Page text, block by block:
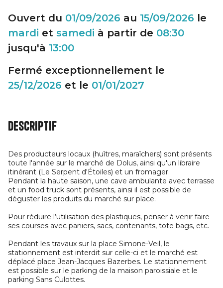
Ouvert du 01/09/2026 au 15/09/2026 le
mardi et samedi à partir de 08:30
jusqu'à 13:00
Fermé exceptionnellement le
25/12/2026 et le 01/01/2027
Descriptif
Des producteurs locaux (huîtres, maraîchers) sont présents
toute l'année sur le marché de Dolus, ainsi qu'un libraire
itinérant (Le Serpent d'Étoiles) et un fromager.
Pendant la haute saison, une cave ambulante avec terrasse
et un food truck sont présents, ainsi il est possible de
déguster les produits du marché sur place.
Pour réduire l’utilisation des plastiques, penser à venir faire
ses courses avec paniers, sacs, contenants, tote bags, etc.
Pendant les travaux sur la place Simone-Veil, le
stationnement est interdit sur celle-ci et le marché est
déplacé place Jean-Jacques Bazerbes. Le stationnement
est possible sur le parking de la maison paroissiale et le
parking Sans Culottes.